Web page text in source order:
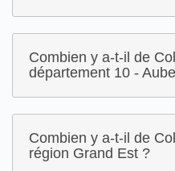
Combien y a-t-il de
département 10 -
Combien y a-t-il de
région Grand Est ?